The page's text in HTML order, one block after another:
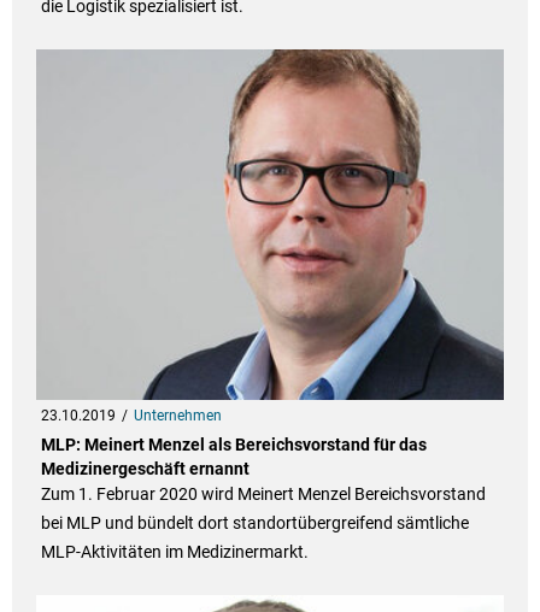
die Logistik spezialisiert ist.
23.10.2019 Unternehmen
MLP: Meinert Menzel als Bereichsvorstand für das
Medizinergeschäft ernannt
Zum 1. Februar 2020 wird Meinert Menzel Bereichsvorstand
bei MLP und bündelt dort standortübergreifend sämtliche
MLP-Aktivitäten im Medizinermarkt.